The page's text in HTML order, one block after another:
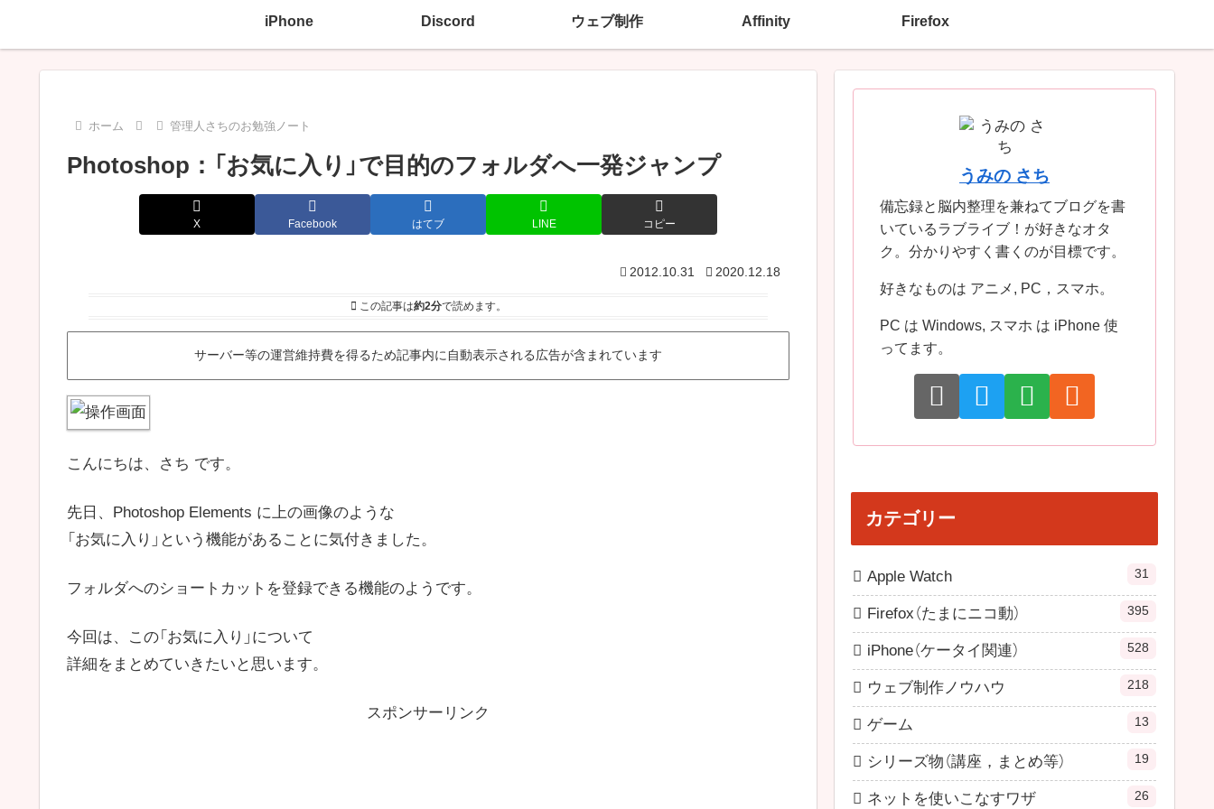
iPhone Discord ウェブ制作 Affinity Firefox
ホーム 管理人さちのお勉強ノート
Photoshop：「お気に入り」で目的のフォルダへ一発ジャンプ
X Facebook はてブ LINE コピー
2012.10.31 2020.12.18
この記事は約2分で読めます。
サーバー等の運営維持費を得るため記事内に自動表示される広告が含まれています
こんにちは、さち です。
先日、Photoshop Elements に上の画像のような
「お気に入り」という機能があることに気付きました。
フォルダへのショートカットを登録できる機能のようです。
今回は、この「お気に入り」について
詳細をまとめていきたいと思います。
スポンサーリンク
うみの さち
備忘録と脳内整理を兼ねてブログを書
いているラブライブ！が好きなオタ
ク。分かりやすく書くのが目標です。
好きなものは アニメ, PC，スマホ。
PC は Windows, スマホ は iPhone 使
ってます。
カテゴリー
Apple Watch 31
Firefox（たまにニコ動） 395
iPhone（ケータイ関連） 528
ウェブ制作ノウハウ 218
ゲーム 13
シリーズ物（講座，まとめ等） 19
ネットを使いこなすワザ 26